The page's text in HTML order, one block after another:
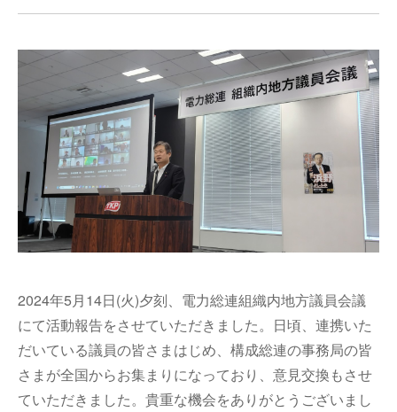
2024年5月14日(火)夕刻、電力総連組織内地方議員会議
にて活動報告をさせていただきました。日頃、連携いた
だいている議員の皆さまはじめ、構成総連の事務局の皆
さまが全国からお集まりになっており、意見交換もさせ
ていただきました。貴重な機会をありがとうございまし